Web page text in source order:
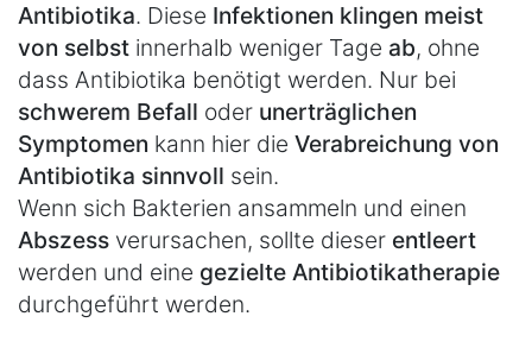
Antibiotika. Diese Infektionen klingen meist
von selbst innerhalb weniger Tage ab, ohne
dass Antibiotika benötigt werden. Nur bei
schwerem Befall oder unerträglichen
Symptomen kann hier die Verabreichung von
Antibiotika sinnvoll sein.
Wenn sich Bakterien ansammeln und einen
Abszess verursachen, sollte dieser entleert
werden und eine gezielte Antibiotikatherapie
durchgeführt werden.